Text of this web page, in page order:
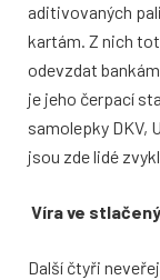
aditivovaných
kartám. Z nich
odevzdat
je jeho čerpací
samolepky DKV,
jsou zde lidé
Víra ve
Další čtyři